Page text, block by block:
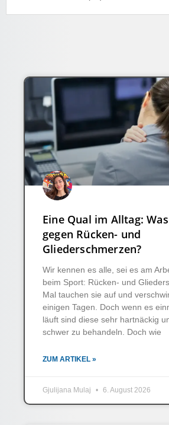
Eine Qual im Alltag:
gegen Rücken- und
Gliederschmerzen?
Wir kennen es alle, sei es am
beim Sport: Rücken- und
Mal tauchen sie auf und
einigen Tagen. Doch wenn es
läuft sind diese sehr hartnäckig
schwer zu behandeln. Doch wie
ZUM ARTIKEL »
Gjulijana Mulaj 6. August 2026